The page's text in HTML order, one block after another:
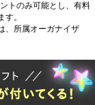
トのみ可能とし、有料
。
、所属オーガナイザ